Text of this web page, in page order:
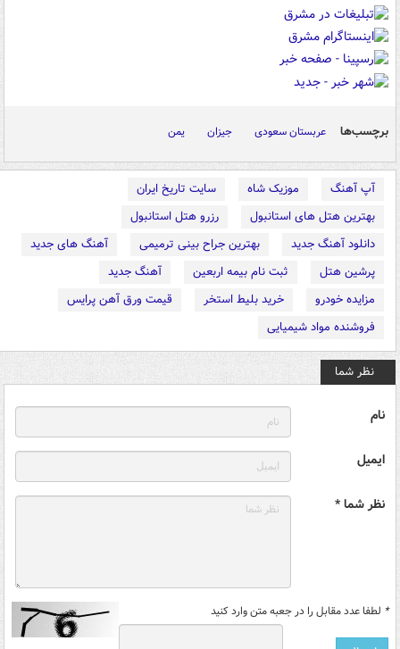
برچسب‌ها عربستان سعودی جیزان یمن
آپ آهنگ موزیک شاه
سایت تاریخ ایران
بهترین هتل های استانبول
رزرو هتل استانبول
دانلود آهنگ جدید
بهترین جراح بینی ترمیمی
آهنگ های جدید
پرشین هتل
ثبت نام بیمه اربعین
آهنگ جدید
مزایده خودرو
خرید بلیط استخر
قیمت ورق آهن پرایس
فروشنده مواد شیمیایی
نظر شما
نام
ایمیل
نظر شما *
* لطفا عدد مقابل را در جعبه متن وارد کنید